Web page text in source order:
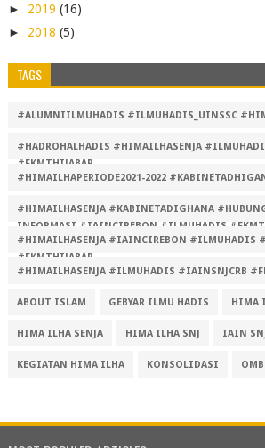
► 2019 (16)
► 2018 (5)
TAGS
#ALUMNIILMUHADIS #ILMUHADIS_UINSSC
#HADROHALHADIS #HIMAILHASENJA
#FKMTHIJABAR
#HIMAILHAPERIODE2021-2022
#HIMAILHASENJA #KABINETADIGHANA
INFORMASI #IAINCIREBON #ILMUHADIS
#HIMAILHASENJA #IAINCIREBON #ILMUHADIS
#FKMTHIJABAR
#HIMAILHASENJA #ILMUHADIS #IAINSNJCRB
ABOUT ISLAM GEBYAR ILMU HADIS HIMA
HIMA ILHA SENJA HIMA ILHA SNJ IAIN
KEGIATAN HIMA ILHA KONSOLIDASI